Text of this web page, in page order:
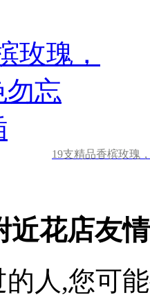
19支精品香槟玫瑰
近花店友
人,您可